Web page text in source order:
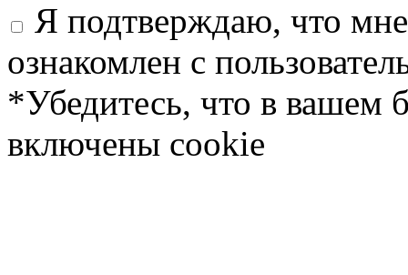
Я подтверждаю, что
ознакомлен с
*Убедитесь, что в вашем
включены cookie